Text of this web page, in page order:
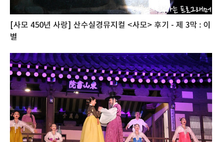
[사모 450년 사랑] 산수실경뮤지컬 <사모> 후기 - 제 3막 : 이
별